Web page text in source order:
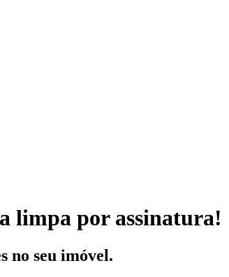
limpa por assinatura!
no seu imóvel.